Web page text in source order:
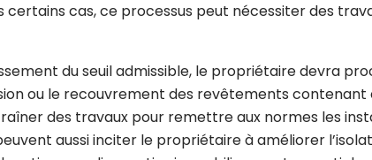
certains cas, ce processus peut nécessiter des
du seuil admissible, le propriétaire devra
ou le recouvrement des revêtements contenant
des travaux pour remettre aux normes les
aussi inciter le propriétaire à améliorer